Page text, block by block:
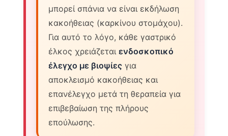
μπορεί σπάνια να είναι εκδήλωση
κακοήθειας (καρκίνου στομάχου).
Για αυτό το λόγο, κάθε γαστρικό
έλκος χρειάζεταιενδοσκοπικό
έλεγχο με βιοψίες για
αποκλεισμό κακοήθειας και
επανέλεγχο μετά τη θεραπεία για
επιβεβαίωση της πλήρους
επούλωσης.